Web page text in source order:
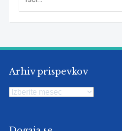
Arhiv prispevkov
Arhiv